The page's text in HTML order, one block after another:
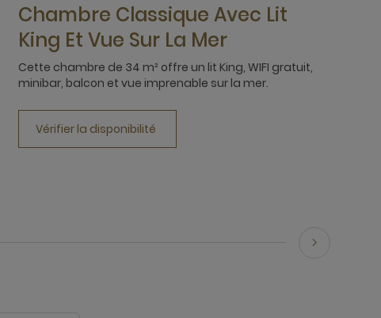
Chambre Classique Avec Lit
King Et Vue Sur La Mer
Cette chambre de 34 m² offre un lit King, WIFI gratuit,
minibar, balcon et vue imprenable sur la mer.
Vérifier la disponibilité